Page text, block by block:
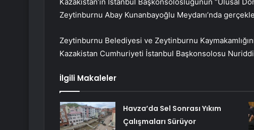
Zeytinburnu Abay Kunanbayoğlu Meydanı’nda
Zeytinburnu Belediyesi ve Zeytinburnu
Kazakistan Cumhuriyeti İstanbul Başkonsolosu
İlgili Makaleler
Havza’da Sel Sonrası Yıkım
Çalışmaları Sürüyor